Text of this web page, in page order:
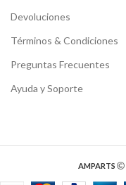
Devoluciones
Términos & Condiciones
Preguntas Frecuentes
Ayuda y Soporte
AMPARTS